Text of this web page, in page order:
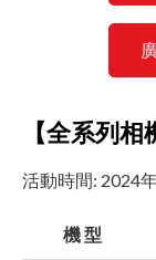
【全系列相
活動時間: 2024
機 型